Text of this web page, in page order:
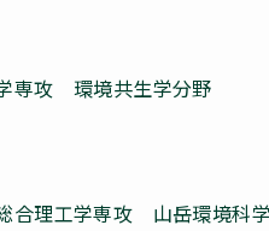
専攻 環境共生学分野
合理工学専攻 山岳環境科